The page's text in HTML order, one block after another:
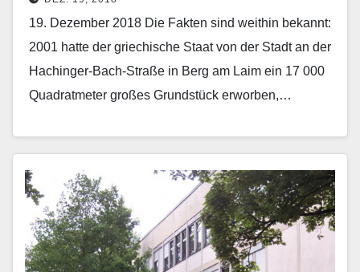
Nordosten
19. Dezember 2018 Die Fakten sind weithin bekannt:
2001 hatte der griechische Staat von der Stadt an der
Hachinger-Bach-Straße in Berg am Laim ein 17 000
Quadratmeter großes Grundstück erworben,…